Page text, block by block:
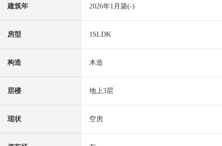
建筑年 2026年1月築(-)
房型 1SLDK
构造 木造
层楼 地上3层
现状 空房